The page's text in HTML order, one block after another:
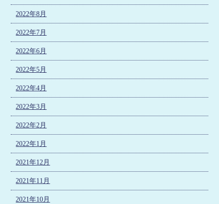
2022年8月
2022年7月
2022年6月
2022年5月
2022年4月
2022年3月
2022年2月
2022年1月
2021年12月
2021年11月
2021年10月